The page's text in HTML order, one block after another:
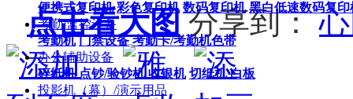
便携式复印机 彩色复印机 数码复印机 黑白低速数码复印
考勤/监控设备
考勤机 门禁设备 考勤卡/考勤机色带
办公辅助设备
碎纸机 点钞/验钞机 收银机 切纸机 白板
投影机（幕）/演示用品
点击看大图 分享到：